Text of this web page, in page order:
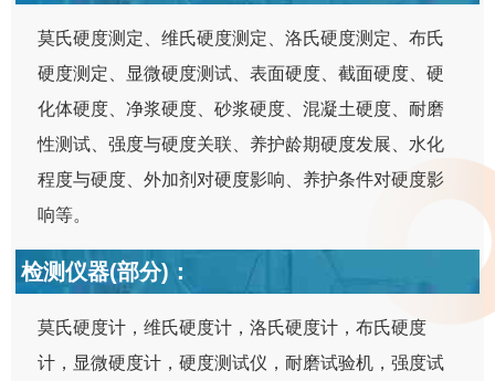
莫氏硬度测定、维氏硬度测定、洛氏硬度测定、布氏
硬度测定、显微硬度测试、表面硬度、截面硬度、硬
化体硬度、净浆硬度、砂浆硬度、混凝土硬度、耐磨
性测试、强度与硬度关联、养护龄期硬度发展、水化
程度与硬度、外加剂对硬度影响、养护条件对硬度影
响等。
检测仪器(部分)：
莫氏硬度计，维氏硬度计，洛氏硬度计，布氏硬度
计，显微硬度计，硬度测试仪，耐磨试验机，强度试